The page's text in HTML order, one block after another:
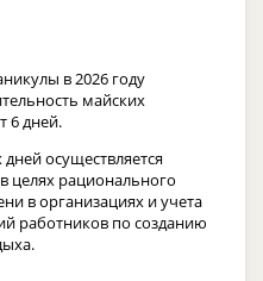
в 2026 году
майских
6 дней.
осуществляется
целях рационального
в организациях и учета
работников по созданию